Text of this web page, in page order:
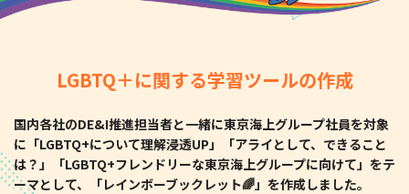
LGBTQ＋に関する学習ツールの作成
国内各社のDE&I推進担当者と一緒に東京海上グループ社員を対象
に「LGBTQ+について理解浸透UP」「アライとして、できること
は？」「LGBTQ+フレンドリーな東京海上グループに向けて」をテ
ーマとして、「レインボーブックレット🌈」を作成しました。